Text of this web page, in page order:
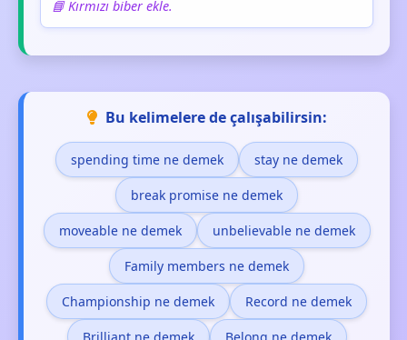
📘 Kırmızı biber ekle.
Bu kelimelere de çalışabilirsin:
spending time ne demek stay ne demek
break promise ne demek
moveable ne demek unbelievable ne demek
Family members ne demek
Championship ne demek Record ne demek